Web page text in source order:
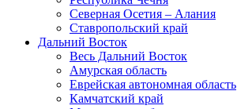
Северная Осетия – Алания
Ставропольский край
Дальний Восток
Весь Дальний Восток
Амурская область
Еврейская автономная область
Камчатский край